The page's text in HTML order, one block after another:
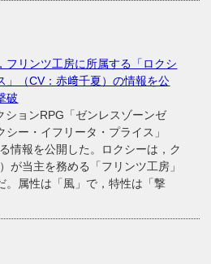
フリンツ工房に所属する「ロクシ
」（CV：赤﨑千夏）の情報を公
破
ョンRPG「ゼンレスゾーンゼ
ー・イフリータ・プライス」
情報を公開した。ロクシーは，ク
が当主を務める「フリンツ工房」
。属性は「風」で，特性は「撃